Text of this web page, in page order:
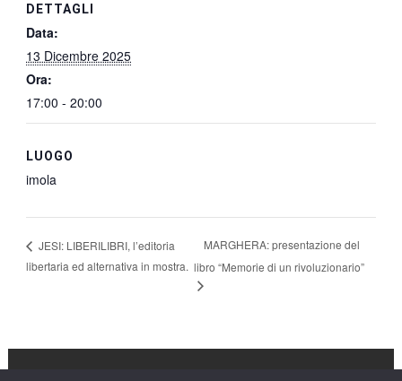
DETTAGLI
Data:
13 Dicembre 2025
Ora:
17:00 - 20:00
LUOGO
imola
JESI: LIBERILIBRI, l’editoria
libertaria ed alternativa in mostra.
MARGHERA: presentazione del
libro “Memorie di un rivoluzionario”